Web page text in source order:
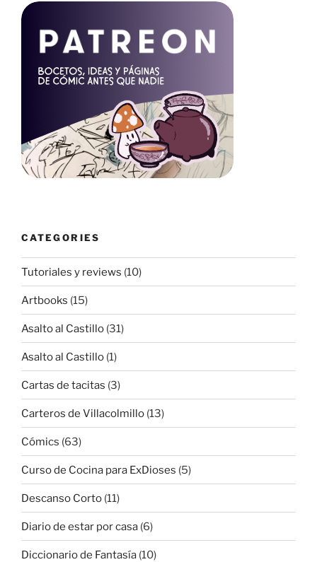
CATEGORIES
Tutoriales y reviews (10)
Artbooks (15)
Asalto al Castillo (31)
Asalto al Castillo (1)
Cartas de tacitas (3)
Carteros de Villacolmillo (13)
Cómics (63)
Curso de Cocina para ExDioses (5)
Descanso Corto (11)
Diario de estar por casa (6)
Diccionario de Fantasía (10)